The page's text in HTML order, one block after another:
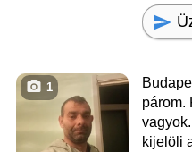
1
párom.
kijelöli